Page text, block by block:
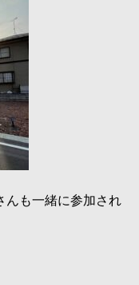
んも一緒に参加され